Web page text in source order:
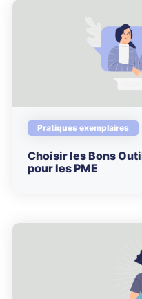
Pratiques exemplaires
Choisir les Bons
pour les PME